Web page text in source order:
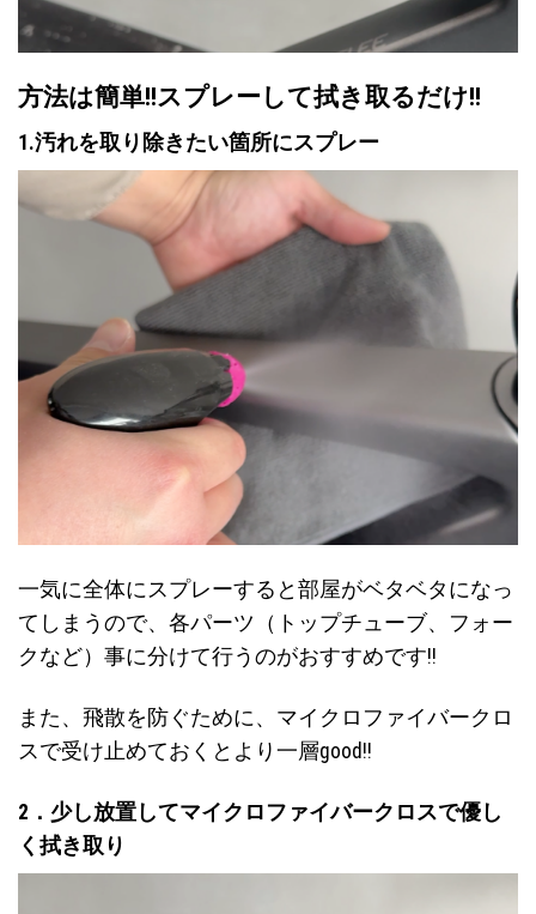
方法は簡単!!スプレーして拭き取るだけ!!
1.汚れを取り除きたい箇所にスプレー
一気に全体にスプレーすると部屋がベタベタになっ
てしまうので、各パーツ（トップチューブ、フォー
クなど）事に分けて行うのがおすすめです!!
また、飛散を防ぐために、マイクロファイバークロ
スで受け止めておくとより一層good!!
2．少し放置してマイクロファイバークロスで優し
く拭き取り